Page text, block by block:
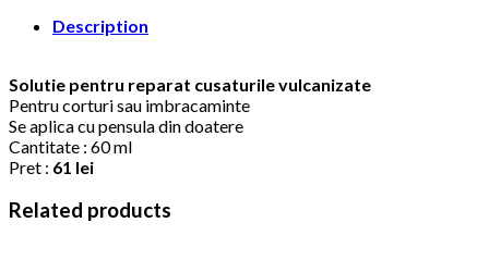
Description
Solutie pentru reparat cusaturile vulcanizate
Pentru corturi sau imbracaminte
Se aplica cu pensula din doatere
Cantitate : 60 ml
Pret : 61 lei
Related products